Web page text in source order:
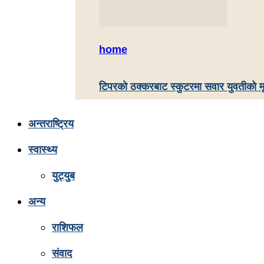
home
टिपरको ठक्करबाट स्कुटरमा सवार युवतीको
अन्तराष्ट्रिय
स्वास्थ्य
युट्युब
अन्य
राशिफल
संवाद